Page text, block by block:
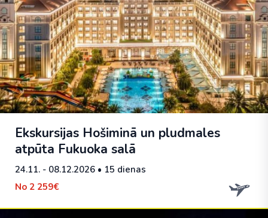
Ekskursijas Hošiminā un pludmales
atpūta Fukuoka salā
24.11. - 08.12.2026 • 15 dienas
No 2 259€